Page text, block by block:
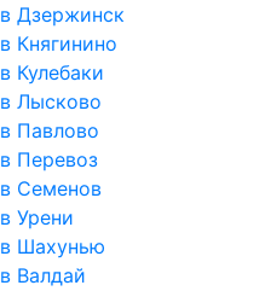
в Дзержинск
в Княгинино
в Кулебаки
в Лысково
в Павлово
в Перевоз
в Семенов
в Урени
в Шахунью
в Валдай